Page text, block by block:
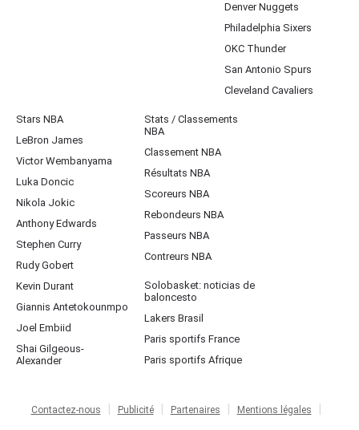
Denver Nuggets
Philadelphia Sixers
OKC Thunder
San Antonio Spurs
Cleveland Cavaliers
Stars NBA
LeBron James
Victor Wembanyama
Luka Doncic
Nikola Jokic
Anthony Edwards
Stephen Curry
Rudy Gobert
Kevin Durant
Giannis Antetokounmpo
Joel Embiid
Shai Gilgeous-
Alexander
Stats / Classements
NBA
Classement NBA
Résultats NBA
Scoreurs NBA
Rebondeurs NBA
Passeurs NBA
Contreurs NBA
Solobasket: noticias de
baloncesto
Lakers Brasil
Paris sportifs France
Paris sportifs Afrique
Contactez-nous Publicité Partenaires Mentions légales